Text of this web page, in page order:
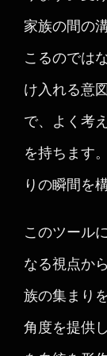
家族の間の
こるのでは
け入れる意
で、よく考
を持ちます
りの瞬間を
このツール
なる視点か
族の集まり
角度を提供